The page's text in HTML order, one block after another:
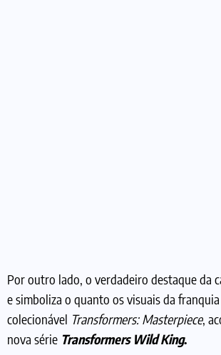
Por outro lado, o verdadeiro destaque da
e simboliza o quanto os visuais da
colecionável Transformers: Masterpiece,
nova série Transformers Wild King.